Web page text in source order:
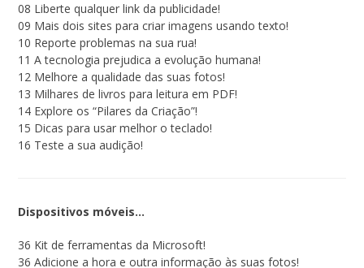
08 Liberte qualquer link da publicidade!
09 Mais dois sites para criar imagens usando texto!
10 Reporte problemas na sua rua!
11 A tecnologia prejudica a evolução humana!
12 Melhore a qualidade das suas fotos!
13 Milhares de livros para leitura em PDF!
14 Explore os “Pilares da Criação”!
15 Dicas para usar melhor o teclado!
16 Teste a sua audição!
Dispositivos móveis…
36 Kit de ferramentas da Microsoft!
36 Adicione a hora e outra informação às suas fotos!